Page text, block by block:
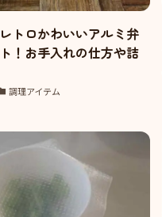
トロかわいいアルミ弁
！お手入れの仕方や詰
調理アイテム